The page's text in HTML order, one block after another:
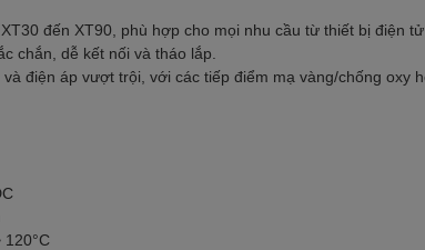
đến XT90, phù hợp cho mọi nhu cầu từ thiết bị điện
chắn, dễ kết nối và tháo lắp.
điện áp vượt trội, với các tiếp điểm mạ vàng/chống oxy
120°C